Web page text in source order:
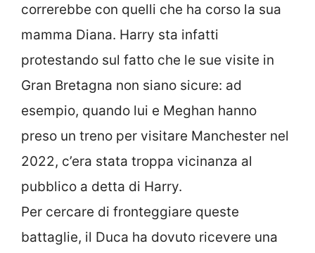
correrebbe con quelli che ha corso la sua
mamma Diana. Harry sta infatti
protestando sul fatto che le sue visite in
Gran Bretagna non siano sicure: ad
esempio, quando lui e Meghan hanno
preso un treno per visitare Manchester nel
2022, c’era stata troppa vicinanza al
pubblico a detta di Harry.
Per cercare di fronteggiare queste
battaglie, il Duca ha dovuto ricevere una